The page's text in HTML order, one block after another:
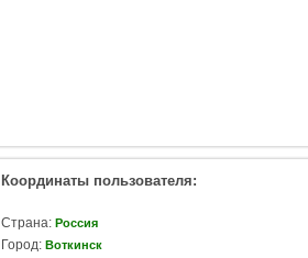
Координаты пользователя:
Страна: Россия
Город: Воткинск